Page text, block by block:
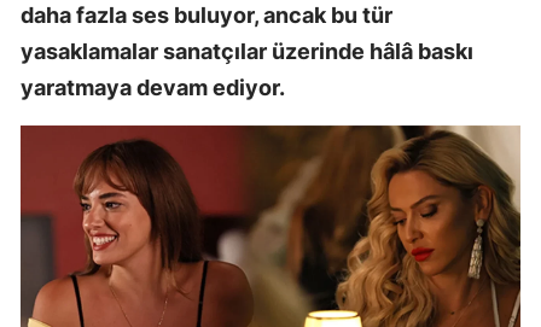
daha fazla ses buluyor, ancak bu tür
yasaklamalar sanatçılar üzerinde hâlâ baskı
yaratmaya devam ediyor.